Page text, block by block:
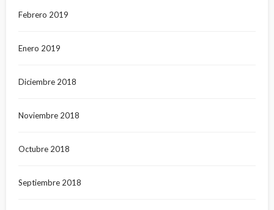
Febrero 2019
Enero 2019
Diciembre 2018
Noviembre 2018
Octubre 2018
Septiembre 2018